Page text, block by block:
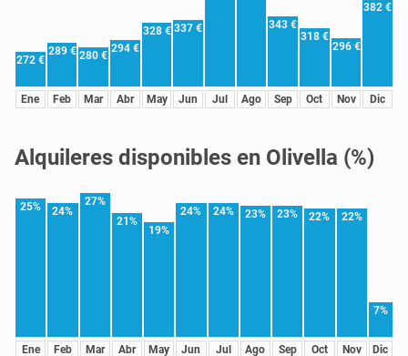
272 €
Ene
289 €
Feb
280 €
Mar
294 €
Abr
328 €
May
337 €
Jun Jul Ago
343 €
Sep
318 €
Oct
296 €
Nov
382 €
Dic
Alquileres disponibles en Olivella (%)
25%
Ene
24%
Feb
27%
Mar
21%
Abr
19%
May
24%
Jun
24%
Jul
23%
Ago
23%
Sep
22%
Oct
22%
Nov
7%
Dic